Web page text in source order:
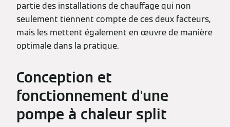
partie des installations de chauffage qui non
seulement tiennent compte de ces deux facteurs,
mais les mettent également en œuvre de manière
optimale dans la pratique.
Conception et
fonctionnement d'une
pompe à chaleur split